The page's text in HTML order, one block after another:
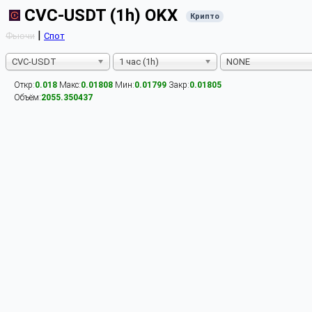
CVC-USDT (1h) OKX Крипто
Фьючи | Спот
CVC-USDT 1 час (1h) NONE
Откр:0.018 Макс:0.01808 Мин:0.01799 Закр:0.01805
Объём:2055.350437